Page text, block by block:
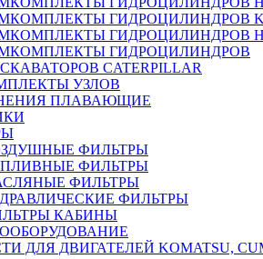
ГИДРОЦИЛИНДРОВ
ГИДРОЦИЛИНДРОВ
ГИДРОЦИЛИНДРОВ
CATERPILLAR
УЗЛОВ
ПЛАВАЮЩИЕ
ФИЛЬТРЫ
ФИЛЬТРЫ
ФИЛЬТРЫ
ФИЛЬТРЫ
КАБИНЫ
ДЛЯ ДВИГАТЕЛЕЙ KOMATSU,